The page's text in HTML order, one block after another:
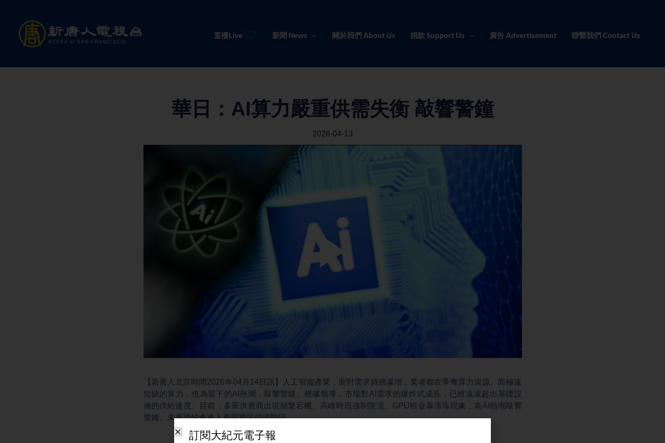
content
直播Live 新聞 News 關於我們 About Us 捐款 Support Us 廣告 Advertisement 聯繫我們 Contact Us
華日：AI算力嚴重供需失衡 敲響警鐘
2026-04-13
【新唐人北京時間2026年04月14日訊】人工智能產業，面對需求持續暴增，業者都在爭奪算力資源。而極速
短缺的算力，也為當下的AI熱潮，敲響警鐘。根據報導，市場對AI需求的爆炸式成長，已經遠遠超出基礎設
施的供給速度。目前，多家供應商出現頻繁宕機、高峰時段強制限流、GPU租金暴漲等現象，為AI熱潮敲響
警鐘。未來恐怕會進入更嚴重的崩潰階段。